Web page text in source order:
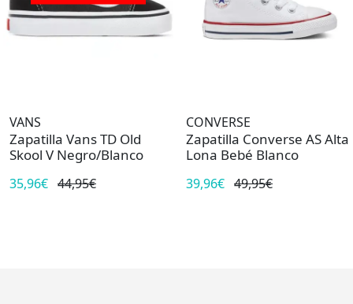
VANS
Zapatilla Vans TD Old
Skool V Negro/Blanco
35,96€ 44,95€
CONVERSE
Zapatilla Converse AS Alta
Lona Bebé Blanco
39,96€ 49,95€